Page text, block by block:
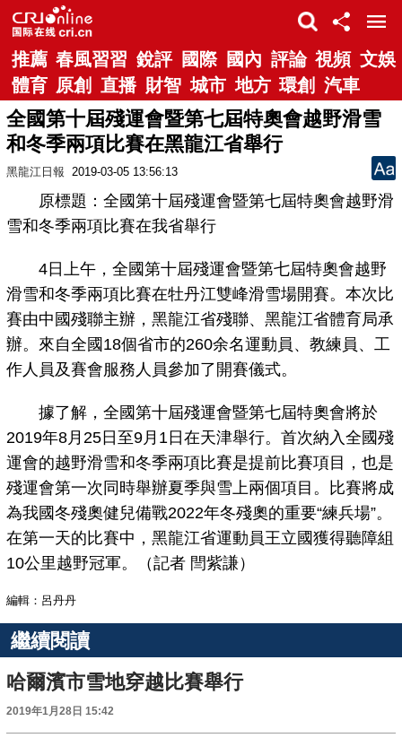
推薦 春風習習 銳評 國際 國內 評論 視頻 文娛
體育 原創 直播 財智 城市 地方 環創 汽車
全國第十屆殘運會暨第七屆特奧會越野滑雪
和冬季兩項比賽在黑龍江省舉行
黑龍江日報 2019-03-05 13:56:13
原標題：全國第十屆殘運會暨第七屆特奧會越野滑
雪和冬季兩項比賽在我省舉行
4日上午，全國第十屆殘運會暨第七屆特奧會越野
滑雪和冬季兩項比賽在牡丹江雙峰滑雪場開賽。本次比
賽由中國殘聯主辦，黑龍江省殘聯、黑龍江省體育局承
辦。來自全國18個省市的260余名運動員、教練員、工
作人員及賽會服務人員參加了開賽儀式。
據了解，全國第十屆殘運會暨第七屆特奧會將於
2019年8月25日至9月1日在天津舉行。首次納入全國殘
運會的越野滑雪和冬季兩項比賽是提前比賽項目，也是
殘運會第一次同時舉辦夏季與雪上兩個項目。比賽將成
為我國冬殘奧健兒備戰2022年冬殘奧的重要“練兵場”。
在第一天的比賽中，黑龍江省運動員王立國獲得聽障組
10公里越野冠軍。（記者 閆紫謙）
編輯：呂丹丹
繼續閱讀
哈爾濱市雪地穿越比賽舉行
2019年1月28日 15:42